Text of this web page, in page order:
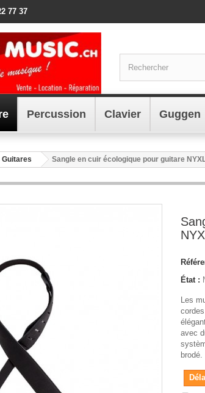
77 37
Percussion Clavier Guggen
Sangle en cuir écologique pour guitare
État :
Les
avec
brodé.